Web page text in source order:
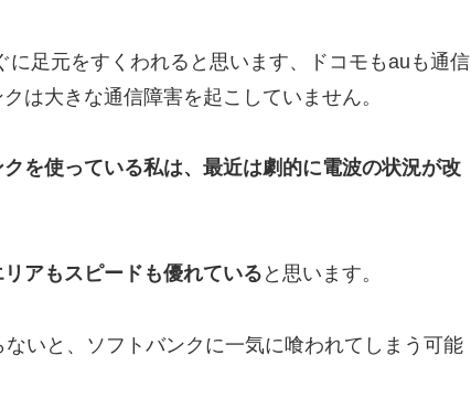
足元をすくわれると思います、ドコモもauも通信
は大きな通信障害を起こしていません。
を使っている私は、最近は劇的に電波の状況が改
アもスピードも優れている と思います。
いと、ソフトバンクに一気に喰われてしまう可能